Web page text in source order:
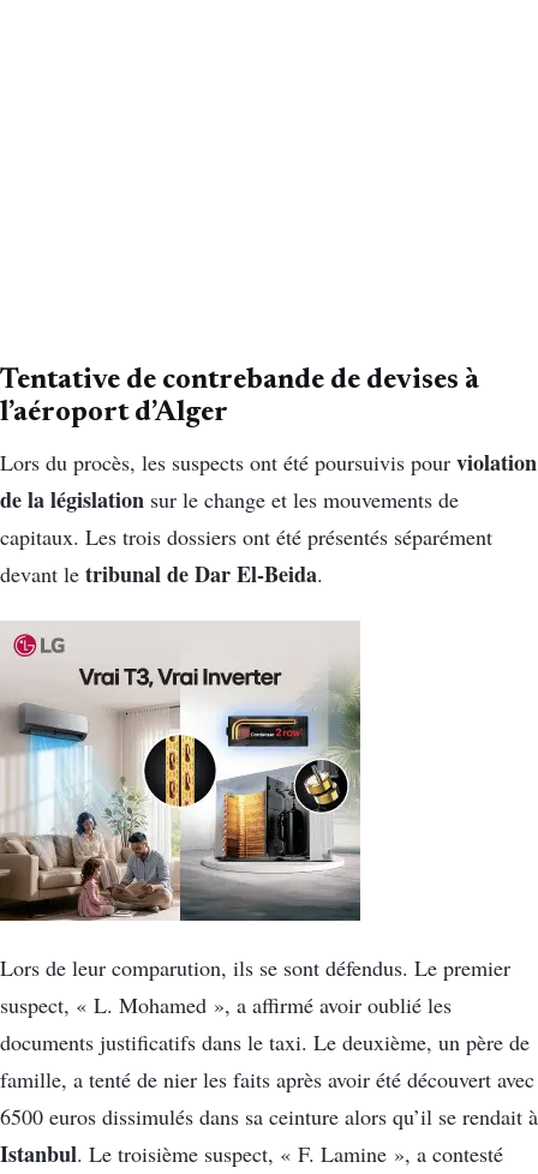
Tentative de contrebande de devises à
l’aéroport d’Alger
Lors du procès, les suspects ont été poursuivis pour violation
de la législation sur le change et les mouvements de
capitaux. Les trois dossiers ont été présentés séparément
devant le tribunal de Dar El-Beida.
Lors de leur comparution, ils se sont défendus. Le premier
suspect, « L. Mohamed », a affirmé avoir oublié les
documents justificatifs dans le taxi. Le deuxième, un père de
famille, a tenté de nier les faits après avoir été découvert avec
6500 euros dissimulés dans sa ceinture alors qu’il se rendait à
Istanbul. Le troisième suspect, « F. Lamine », a contesté